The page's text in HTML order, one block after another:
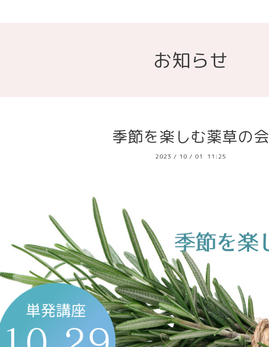
お知らせ
季節を楽しむ薬草の会
2023 / 10 / 01 11:25